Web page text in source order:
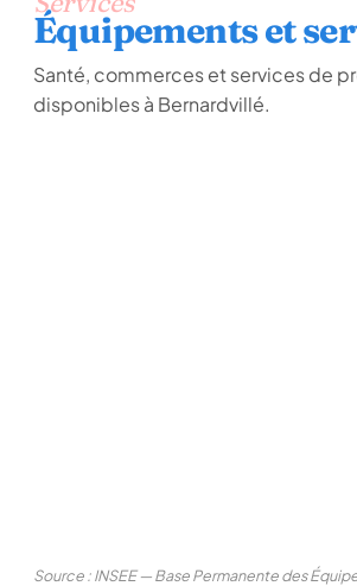
Équipements et
Santé, commerces et services de
disponibles à Bernardvillé.
Source : INSEE — Base Permanente des